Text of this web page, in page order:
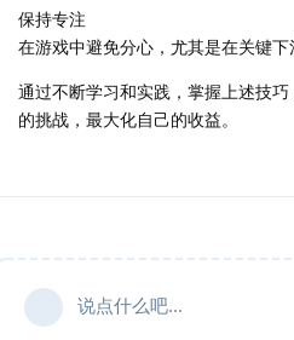
保持专注
在游戏中避免分心，尤其是在关键下
通过不断学习和实践，掌握上述技
的挑战，最大化自己的收益。
说点什么吧...